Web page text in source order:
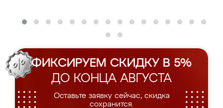
ФИКСИРУЕМ СКИДКУ В 5%
ДО КОНЦА АВГУСТА
Оставьте заявку сейчас, скидка
сохранится.